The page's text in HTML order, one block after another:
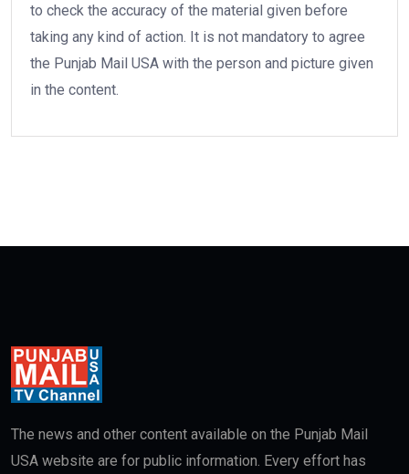
to check the accuracy of the material given before
taking any kind of action. It is not mandatory to agree
the Punjab Mail USA with the person and picture given
in the content.
The news and other content available on the Punjab Mail
USA website are for public information. Every effort has